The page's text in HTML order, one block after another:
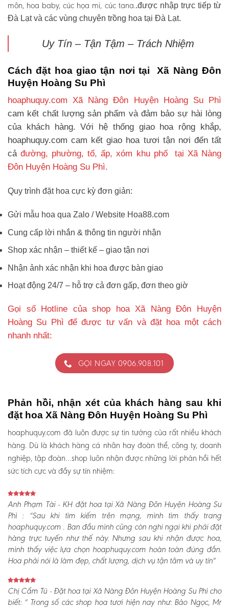
môn, hoa baby, cúc họa mi, cúc tana..được nhập trực tiếp từ
Đà Lạt và các vùng chuyên trồng hoa tại Đà Lạt.
Uy Tín – Tận Tậm – Trách Nhiệm
Cách đặt hoa giao tận nơi tại Xã Nàng Đôn
Huyện Hoàng Su Phì
hoaphuquy.com Xã Nàng Đôn Huyện Hoàng Su Phì
cam kết chất lượng sản phẩm và đảm bảo sự hài lòng
của khách hàng. Với hệ thống giao hoa rộng khắp,
hoaphuquy.com cam kết giao hoa tươi tận nơi đến tất
cảđường, phường, tổ, ấp, xóm khu phố tại Xã Nàng
Đôn Huyện Hoàng Su Phì.
Quy trình đặt hoa cực kỳ đơn giản:
Gửi mẫu hoa qua Zalo / Website Hoa88.com
Cung cấp lời nhắn & thông tin người nhận
Shop xác nhận – thiết kế – giao tận nơi
Nhận ảnh xác nhận khi hoa được bàn giao
Hoạt động 24/7 – hỗ trợ cả đơn gấp, đơn theo giờ
Gọi số Hotline của shop hoa Xã Nàng Đôn Huyện
Hoàng Su Phì để được tư vấn và đặt hoa một cách
nhanh nhất:
GỌI NGAY 0906.908.101
Phản hồi, nhận xét của khách hàng sau khi
đặt hoa Xã Nàng Đôn Huyện Hoàng Su Phì
hoaphuquy.com đã luôn được sự tin tưởng của rất nhiều khách
hàng. Dù là khách hàng cá nhân hay đoàn thể, công ty, doanh
nghiệp, tập đoàn…shop luôn nhận được những lời phản hồi hết
sức tích cực và đầy sự tín nhiệm:
Anh Phạm Tài - KH đặt hoa tại Xã Nàng Đôn Huyện Hoàng Su
Phì :“Sau khi tìm kiếm trên mạng, mình tìm thấy trang
hoaphuquy.com . Ban đầu mình cũng còn nghi ngại khi phải đặt
hàng trực tuyến như thế này. Nhưng sau khi nhận được hoa,
mình thấy việc lựa chọn hoaphuquy.com hoàn toàn đúng đắn.
Hoa phải nói là làm đẹp, chất lượng, dịch vụ tận tâm và uy tín"
Chị Cẩm Tú - Đặt hoa tại Xã Nàng Đôn Huyện Hoàng Su Phì cho
biết:“ Trong số các shop hoa tươi hiện nay như: Bảo Ngọc, Mr